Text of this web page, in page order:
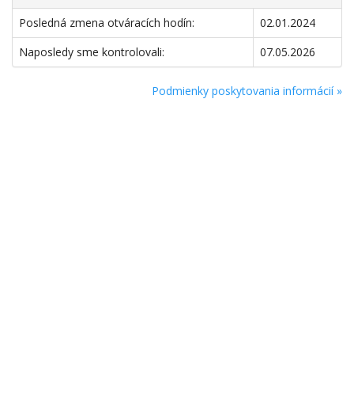
Posledná zmena otváracích hodín:
02.01.2024
Naposledy sme kontrolovali:
07.05.2026
Podmienky poskytovania informácií »